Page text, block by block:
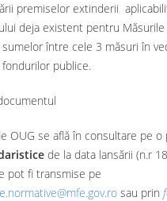
premiselor extinderii
deja existent pentru
sumelor între cele 3 măsuri în
publice.
OUG se află în consultare pe o
de la data lansării (n.r
pot fi transmise pe
sau prin